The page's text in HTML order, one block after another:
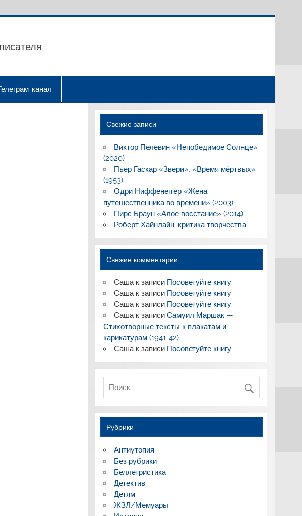
канал
Свежие записи
Виктор Пелевин «Непобедимое Солнце»
(2020)
Пьер Гаскар «Звери», «Время мёртвых»
(1953)
Одри Ниффенеггер «Жена
путешественника во времени» (2003)
Пирс Браун «Алое восстание» (2014)
Роберт Хайнлайн: критика творчества
Свежие комментарии
Сашак записи Посоветуйте книгу
Сашак записи Посоветуйте книгу
Сашак записи Посоветуйте книгу
Сашак записи Самуил Маршак —
Стихотворные тексты к плакатам и
карикатурам (1941-42)
Сашак записи Посоветуйте книгу
Рубрики
Антиутопия
Без рубрики
Беллетристика
Детектив
Детям
ЖЗЛ/Мемуары